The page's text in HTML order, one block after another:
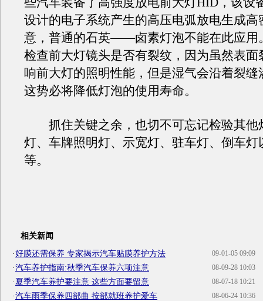
设计的电子系统产生的高压电弧放电生成高
意，普通的石英——卤素灯泡不能在此应用
检查前大灯镜头是否有裂纹，因为虽然表面
响前大灯的照明性能，但是湿气会沿着裂缝
这势必将降低灯泡的使用寿命。
抓住关键之余，也切不可忘记检验其他
灯、车牌照明灯、示宽灯、驻车灯、倒车灯
等。
相关新闻
09-01-05 09:09
·好膜还需保养 专家揭示汽车贴膜养护方法
08-09-28 10:03
·汽车养护指南:秋季汽车保养六项注意
08-07-18 10:21
·夏季汽车养护要注意 这些方面要留意
08-06-24 10:36
·汽车雨季保养四部曲 按部就班养护爱车